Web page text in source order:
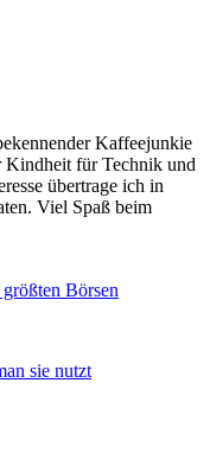
Kaffeejunkie
Kindheit für Technik und
übertrage ich in
Viel Spaß beim
Börsen
sie nutzt